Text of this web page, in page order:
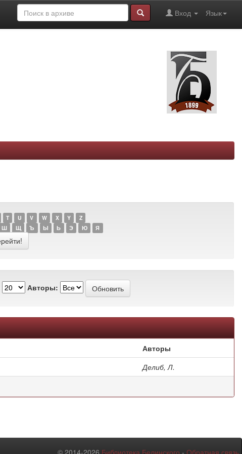
Язык
Вход
T U V W X Y
Z
Ш Щ Ъ Ы Ь Э Ю Я
Авторы:
Авторы
Делиб, Л.
© 2014-2026 Библиотека Белинского - Обратная связь